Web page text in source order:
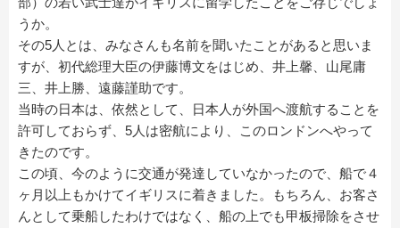
うか。
その5人とは、みなさんも名前を聞いたことがあると思いま
すが、初代総理大臣の伊藤博文をはじめ、井上馨、山尾庸
三、井上勝、遠藤謹助です。
当時の日本は、依然として、日本人が外国へ渡航することを
許可しておらず、5人は密航により、このロンドンへやって
きたのです。
この頃、今のように交通が発達していなかったので、船で４
ヶ月以上もかけてイギリスに着きました。もちろん、お客さ
んとして乗船したわけではなく、船の上でも甲板掃除をさせ